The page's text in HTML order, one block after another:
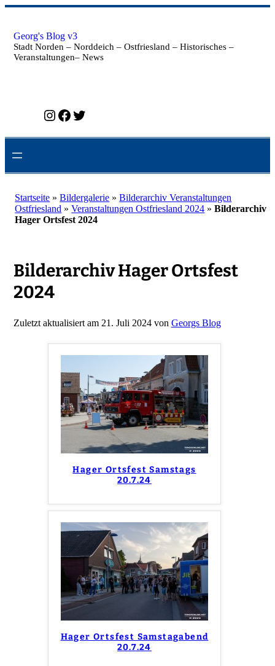
Zum
springen
Georg's Blog v3
Stadt Norden – Norddeich – Ostfriesland – Historisches –
Veranstaltungen– News
Instagram Facebook Twitter
Startseite »Bildergalerie »Bilderarchiv Veranstaltungen
Ostfriesland »Veranstaltungen Ostfriesland 2024 »Bilderarchiv
Hager Ortsfest 2024
Bilderarchiv Hager Ortsfest
2024
Zuletzt aktualisiert am 21. Juli 2024 von Georgs Blog
Hager Ortsfest Samstags
20.7.24
Hager Ortsfest Samstagabend
20.7.24